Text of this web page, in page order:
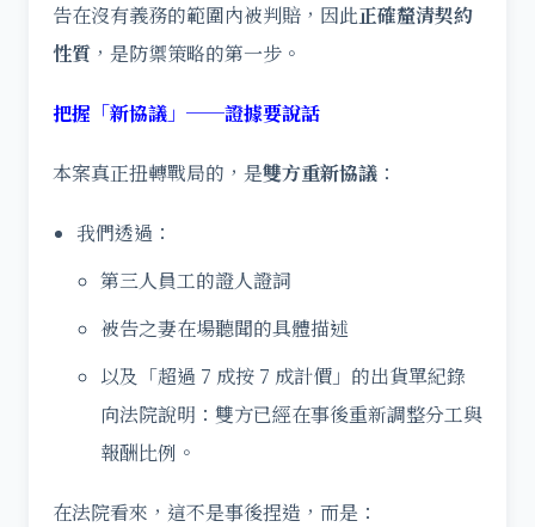
告在沒有義務的範圍內被判賠，因此正確釐清契約
性質 ，是防禦策略的第一步。
把握「新協議」──證據要說話
本案真正扭轉戰局的，是雙方重新協議 ：
我們透過：
第三人員工的證人證詞
被告之妻在場聽聞的具體描述
以及「超過 7 成按 7 成計價」的出貨單紀錄
向法院說明：雙方已經在事後重新調整分工與
報酬比例。
在法院看來，這不是事後捏造，而是：